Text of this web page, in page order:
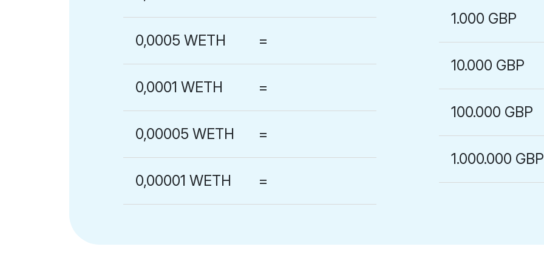
0,0005 WETH =
0,0001 WETH =
0,00005 WETH =
0,00001 WETH =
1.000 GBP
10.000 GBP
100.000 GBP
1.000.000 GBP